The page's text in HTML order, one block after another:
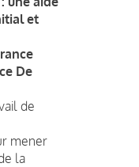
et
De
de
mener
la